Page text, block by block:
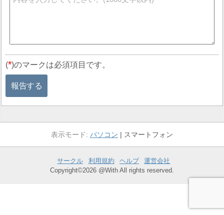
(*)のマークは必須項目です。
報告する
パソコン スマートフォン
サークル 利用規約 ヘルプ
運営会社
Copyright©2026 @With All rights reserved.